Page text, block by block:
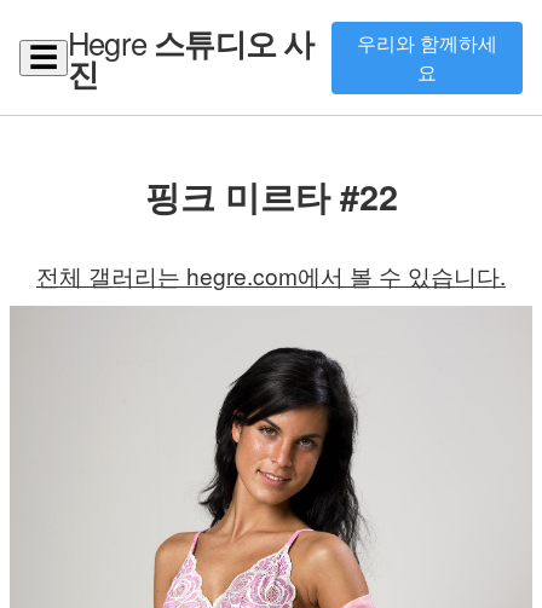
☰ Hegre스튜디오 사
진
우리와 함께하세
요
핑크 미르타 #22
전체 갤러리는 hegre.com에서 볼 수 있습니다.